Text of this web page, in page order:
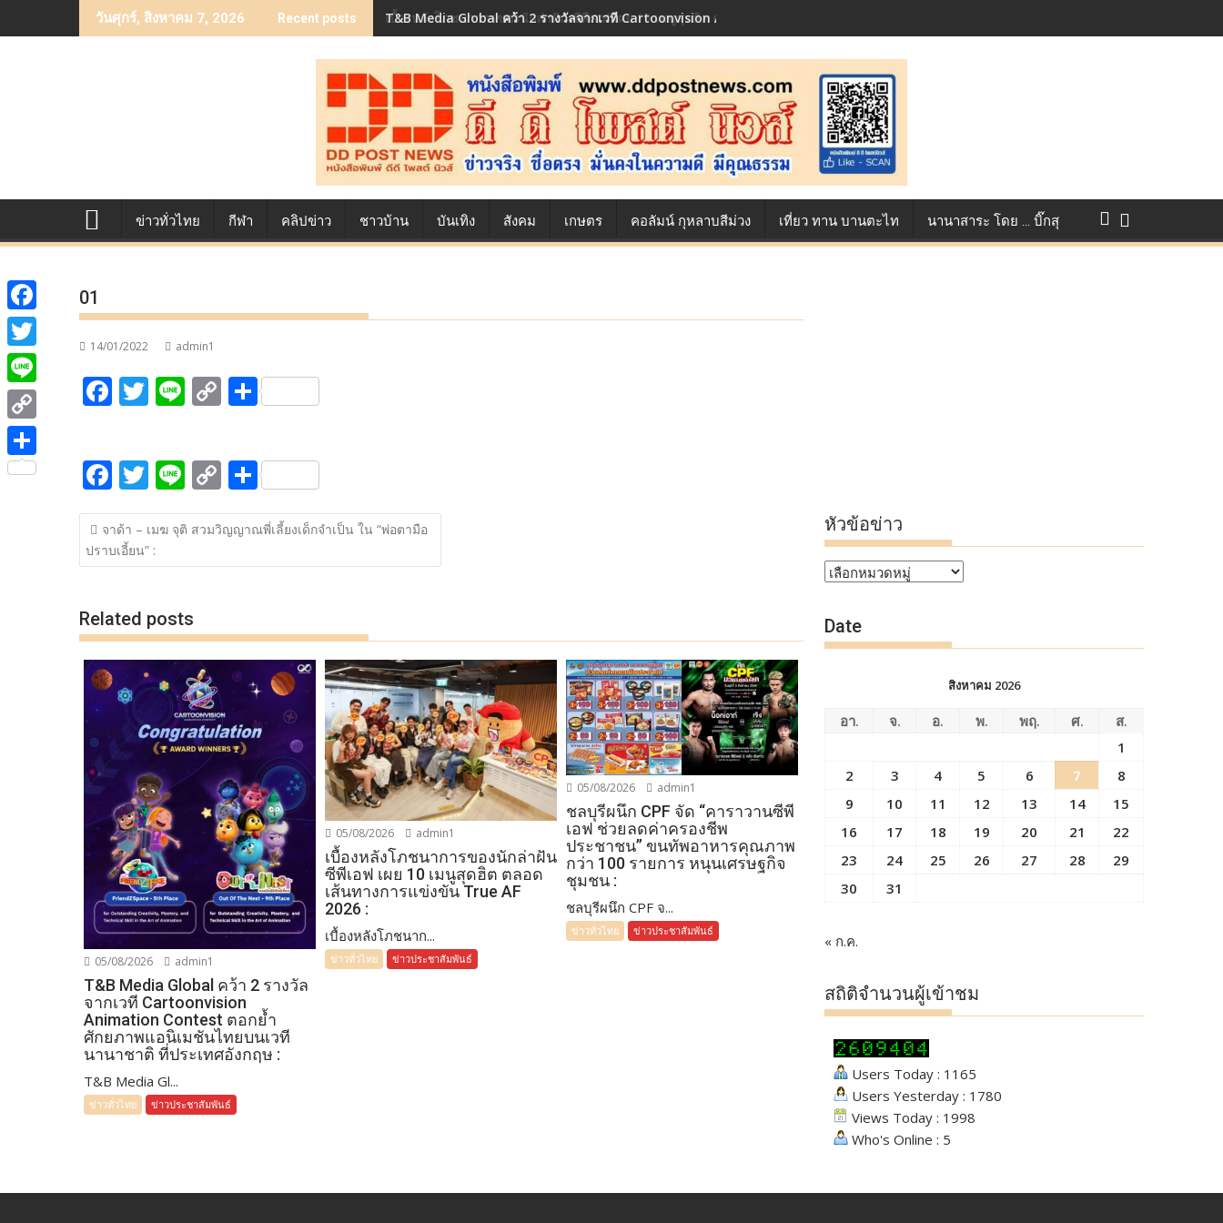
to
วันศุกร์, สิงหาคม 7, 2026 Recent posts เบื้องหลังโภชนาการของนักล่าฝัน ซีพีเอฟ เผย 10 เมนูสุดฮิต ตลอดเส้นทางการแข่งขัน True AF 2026 :
ข่าวทั่วไทย กีฬา คลิปข่าว ชาวบ้าน บันเทิง สังคม เกษตร คอลัมน์ กุหลาบสีม่วง เที่ยว ทาน บานตะไท นานาสาระ โดย … บิ๊กสุ
01
14/01/2022 admin1
F
ac
b
o
o
k
T
w
er
Li
n
C
o
y
Li
n
k
S
h
e
F
ac
e
b
o
k
T
w
itt
er
Li
n
e
C
o
p
y
k
S
h
ar
e
แนะแนว
เรื่อง
จาด้า – เมฆ จุติ สวมวิญญาณพี่เลี้ยงเด็กจำเป็น ใน “พ่อตามือ
ปราบเอี้ยน” :
Related posts
05/08/2026 admin1
T&B Media Global คว้า 2 รางวัล
จากเวที Cartoonvision
Animation Contest ตอกย้ำ
ศักยภาพแอนิเมชันไทยบนเวที
นานาชาติ ที่ประเทศอังกฤษ :
T&B Media Gl...
ข่าวทั่วไทย ข่าวประชาสัมพันธ์
05/08/2026 admin1
เบื้องหลังโภชนาการของนักล่าฝัน
ซีพีเอฟ เผย 10 เมนูสุดฮิต ตลอด
เส้นทางการแข่งขัน True AF
2026 :
เบื้องหลังโภชนาก...
ข่าวทั่วไทย ข่าวประชาสัมพันธ์
05/08/2026 admin1
ชลบุรีผนึก CPF จัด “คาราวานซีพี
เอฟ ช่วยลดค่าครองชีพ
ประชาชน” ขนทัพอาหารคุณภาพ
กว่า 100 รายการ หนุนเศรษฐกิจ
ชุมชน :
ชลบุรีผนึก CPF จ...
ข่าวทั่วไทย ข่าวประชาสัมพันธ์
หัวข้อข่าว
หัวข้อ
Date
สิงหาคม 2026
อา. จ. อ. พ. พฤ. ศ.
ส.
1
2
3 4 5 6 7
8
9
10 11 12 13 14
15
16
17 18 19 20 21
22
23
24 25 26 27 28
29
30
31
« ก.ค.
สถิติจำนวนผู้เข้าชม
Users Today : 1165
Users Yesterday : 1780
Views Today : 1998
Who's Online : 5
F
a
c
e
b
o
T
w
i
t
t
L
i
n
C
o
S